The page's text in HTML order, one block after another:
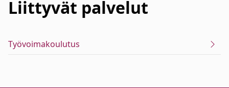
Liittyvät palvelut
Työvoimakoulutus